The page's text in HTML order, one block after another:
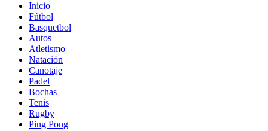
Inicio
Fútbol
Basquetbol
Autos
Atletismo
Natación
Canotaje
Padel
Bochas
Tenis
Rugby
Ping Pong